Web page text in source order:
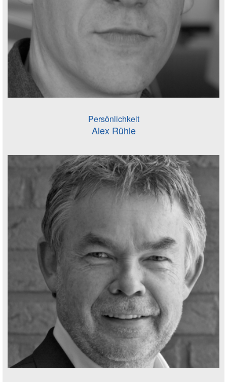
Persönlichkeit
Alex Rühle